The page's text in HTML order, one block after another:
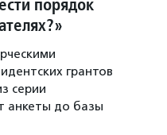
порядок
грантов
серии
анкеты до базы